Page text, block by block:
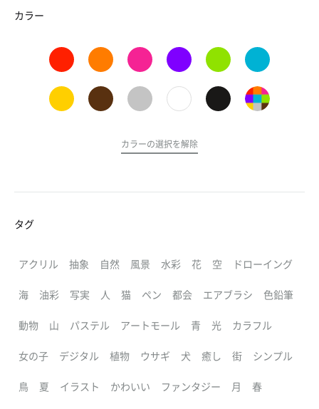
カラー
カラーの選択を解除
タグ
アクリル 抽象 自然 風景 水彩 花 空 ドローイング
海 油彩 写実 人 猫 ペン 都会 エアブラシ 色鉛筆
動物 山 パステル アートモール 青 光 カラフル
女の子 デジタル 植物 ウサギ 犬 癒し 街 シンプル
鳥 夏 イラスト かわいい ファンタジー 月 春